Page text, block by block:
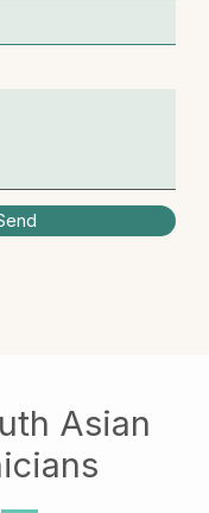
Asian